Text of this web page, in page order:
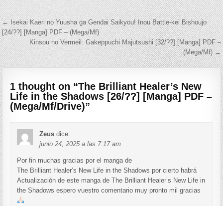
Navegación de entradas
← Isekai Kaeri no Yuusha ga Gendai Saikyou! Inou Battle-kei Bishoujo
[24/??] [Manga] PDF – (Mega/Mf)
Kinsou no Vermeil: Gakeppuchi Majutsushi [32/??] [Manga] PDF –
(Mega/Mf) →
1 thought on “The Brilliant Healer’s New
Life in the Shadows [26/??] [Manga] PDF –
(Mega/Mf/Drive)”
Zeus dice:
junio 24, 2025 a las 7:17 am
Por fin muchas gracias por el manga de
The Brilliant Healer’s New Life in the Shadows por cierto habrá
Actualización de este manga de The Brilliant Healer’s New Life in
the Shadows espero vuestro comentario muy pronto mil gracias